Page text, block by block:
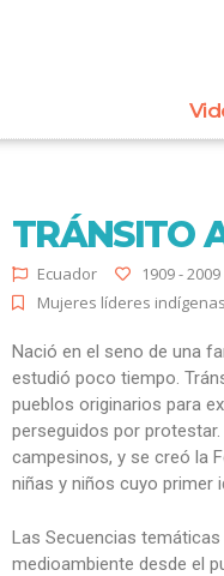
TRÁNSITO
Ecuador
1909 - 2009
Mujeres líderes indígenas
Nació en el seno de una
estudió poco tiempo.
pueblos originarios para
perseguidos por
campesinos, y se creó la
niñas y niños cuyo primer
Las Secuencias
medioambiente desde el